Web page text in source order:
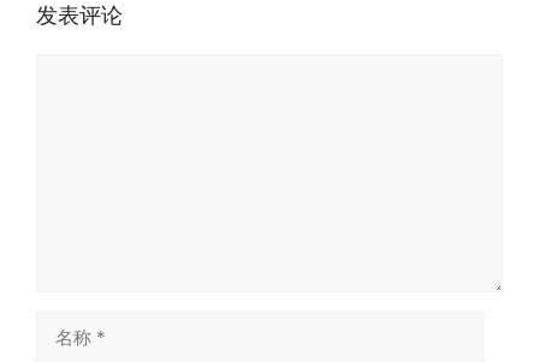
发表评论